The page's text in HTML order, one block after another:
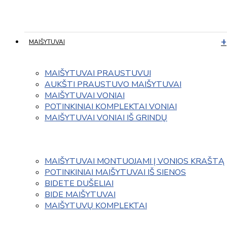
MAIŠYTUVAI
MAIŠYTUVAI PRAUSTUVUI
AUKŠTI PRAUSTUVO MAIŠYTUVAI
MAIŠYTUVAI VONIAI
POTINKINIAI KOMPLEKTAI VONIAI
MAIŠYTUVAI VONIAI IŠ GRINDŲ
MAIŠYTUVAI MONTUOJAMI Į VONIOS KRAŠTĄ
POTINKINIAI MAIŠYTUVAI IŠ SIENOS
BIDETE DUŠELIAI
BIDE MAIŠYTUVAI
MAIŠYTUVŲ KOMPLEKTAI